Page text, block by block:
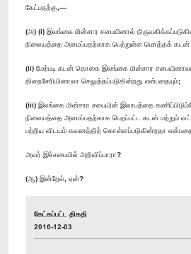
கேட்பதற்கு,—
(அ) (i) இலங்கை மின்சார சபையினால்
நிலையத்தை அமைப்பதற்காக பெற்றுள்ள மொத்தக்
(ii) மேற்படி கடன் தொகை இலங்கை மின்சார
திறைசேரியினாலா செலுத்தப்படுகின்றது என்பதையும்;
(iii) இலங்கை மின்சார சபையின் இலாபத்தை
நிலையத்தை அமைப்பதற்காக பெறப்பட்ட கடன் மற்றும்
பற்றிய விடயம் கவனத்திற் கொள்ளப்படுகின்றதா
அவர் இச்சபையில் அறிவிப்பாரா?
(ஆ) இன்றேல், ஏன்?
கேட்கப்பட்ட திகதி
2016-12-03